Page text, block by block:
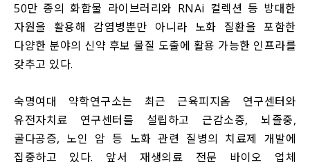
50만 종의 화합물 라이브러리와 RNAi 컬렉션 등 방대한
자원을 활용해 감염병뿐만 아니라 노화 질환을 포함한
다양한 분야의 신약 후보 물질 도출에 활용 가능한 인프라를
갖추고 있다.
숙명여대 약학연구소는 최근 근육피지옴 연구센터와
유전자치료 연구센터를 설립하고 근감소증, 뇌졸중,
골다공증, 노인 암 등 노화 관련 질병의 치료제 개발에
집중하고 있다. 앞서 재생의료 전문 바이오 업체